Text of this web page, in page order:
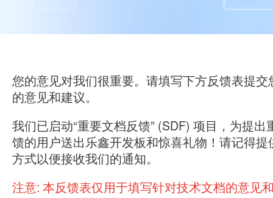
您的意见对我们很重要。请填写下方反馈表提交
的意见和建议。
我们已启动“重要文档反馈” (SDF) 项目，为提出
馈的用户送出乐鑫开发板和惊喜礼物！请记得提
方式以便接收我们的通知。
注意: 本反馈表仅用于填写针对技术文档的意见